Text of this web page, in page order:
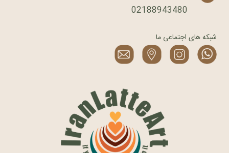
02188943480
شبکه های اجتماعی ما